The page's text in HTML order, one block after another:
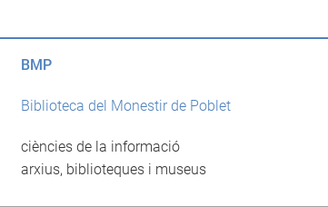
BMP
Biblioteca del Monestir de Poblet
ciències de la informació
arxius, biblioteques i museus